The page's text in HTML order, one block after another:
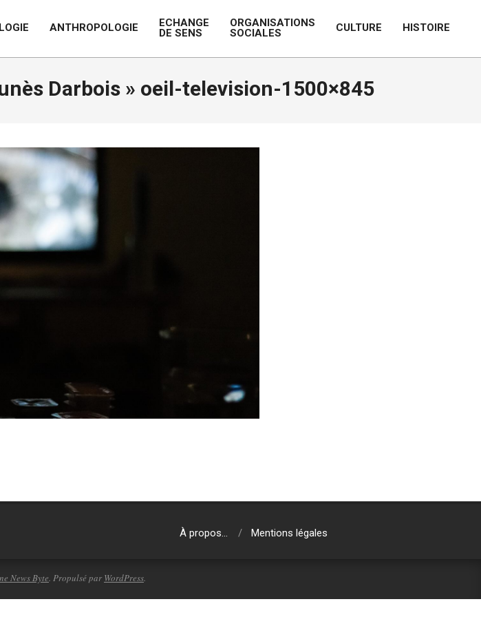
ANTHROPOLOGIE
ECHANGE
DE SENS
ORGANISATIONS
SOCIALES
CULTURE HISTOIRE
Darbois » oeil-television-1500×845
À propos… Mentions légales
News Byte. Propulsé par WordPress.